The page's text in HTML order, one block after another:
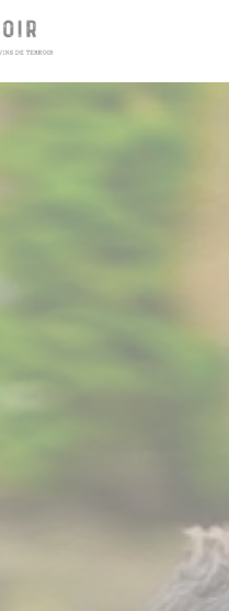
de vos choix en